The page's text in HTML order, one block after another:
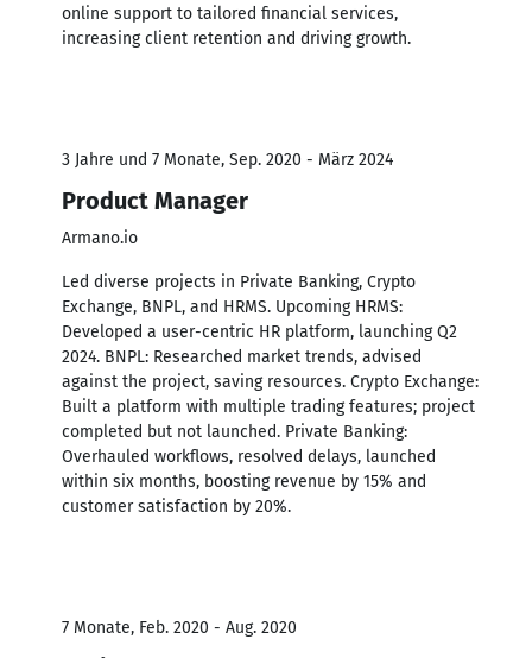
online support to tailored financial services,
increasing client retention and driving growth.
3 Jahre und 7 Monate, Sep. 2020 - März 2024
Product Manager
Armano.io
Led diverse projects in Private Banking, Crypto
Exchange, BNPL, and HRMS. Upcoming HRMS:
Developed a user-centric HR platform, launching Q2
2024. BNPL: Researched market trends, advised
against the project, saving resources. Crypto Exchange:
Built a platform with multiple trading features; project
completed but not launched. Private Banking:
Overhauled workflows, resolved delays, launched
within six months, boosting revenue by 15% and
customer satisfaction by 20%.
7 Monate, Feb. 2020 - Aug. 2020